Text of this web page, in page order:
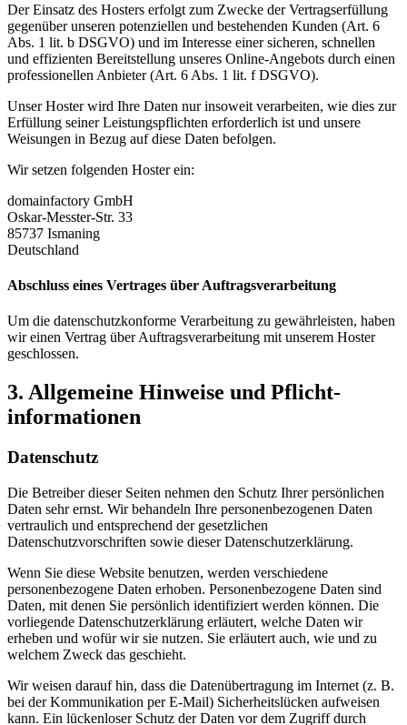
Der Einsatz des Hosters erfolgt zum Zwecke der Vertragserfüllung
gegenüber unseren potenziellen und bestehenden Kunden (Art. 6
Abs. 1 lit. b DSGVO) und im Interesse einer sicheren, schnellen
und effizienten Bereitstellung unseres Online-Angebots durch einen
professionellen Anbieter (Art. 6 Abs. 1 lit. f DSGVO).
Unser Hoster wird Ihre Daten nur insoweit verarbeiten, wie dies zur
Erfüllung seiner Leistungspflichten erforderlich ist und unsere
Weisungen in Bezug auf diese Daten befolgen.
Wir setzen folgenden Hoster ein:
domainfactory GmbH
Oskar-Messter-Str. 33
85737 Ismaning
Deutschland
Abschluss eines Vertrages über Auftragsverarbeitung
Um die datenschutzkonforme Verarbeitung zu gewährleisten, haben
wir einen Vertrag über Auftragsverarbeitung mit unserem Hoster
geschlossen.
3. Allgemeine Hinweise und Pflicht­
informationen
Datenschutz
Die Betreiber dieser Seiten nehmen den Schutz Ihrer persönlichen
Daten sehr ernst. Wir behandeln Ihre personenbezogenen Daten
vertraulich und entsprechend der gesetzlichen
Datenschutzvorschriften sowie dieser Datenschutzerklärung.
Wenn Sie diese Website benutzen, werden verschiedene
personenbezogene Daten erhoben. Personenbezogene Daten sind
Daten, mit denen Sie persönlich identifiziert werden können. Die
vorliegende Datenschutzerklärung erläutert, welche Daten wir
erheben und wofür wir sie nutzen. Sie erläutert auch, wie und zu
welchem Zweck das geschieht.
Wir weisen darauf hin, dass die Datenübertragung im Internet (z. B.
bei der Kommunikation per E-Mail) Sicherheitslücken aufweisen
kann. Ein lückenloser Schutz der Daten vor dem Zugriff durch